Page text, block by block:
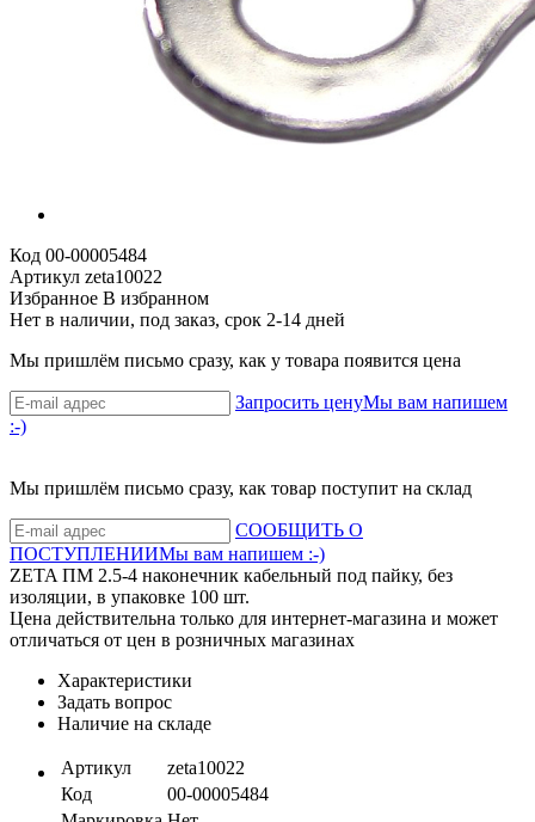
Код 00-00005484
Артикул zeta10022
Избранное В избранном
Нет в наличии, под заказ, срок 2-14 дней
Мы пришлём письмо сразу, как у товара появится цена
Запросить ценуМы вам напишем
:-)
Мы пришлём письмо сразу, как товар поступит на склад
СООБЩИТЬ О
ПОСТУПЛЕНИИМы вам напишем :-)
ZETA ПМ 2.5-4 наконечник кабельный под пайку, без
изоляции, в упаковке 100 шт.
Цена действительна только для интернет-магазина и может
отличаться от цен в розничных магазинах
Характеристики
Задать вопрос
Наличие на складе
Артикул
zeta10022
Код
00-00005484